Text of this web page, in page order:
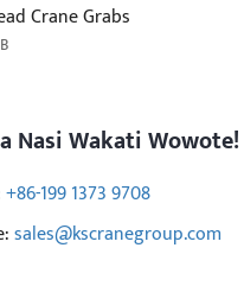
Crane Grabs
Nasi Wakati Wowote!
+86-199 1373 9708
sales@kscranegroup.com